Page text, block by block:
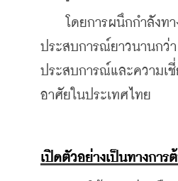
โดยการผนึกกำลังทาง
ประสบการณ์ยาวนานกว่
ประสบการณ์และความเ
อาศัยในประเทศไทย
เปิดตัวอย่างเป็นทางกา